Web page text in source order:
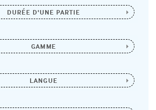
DURÉE D'UNE PARTIE
GAMME
LANGUE